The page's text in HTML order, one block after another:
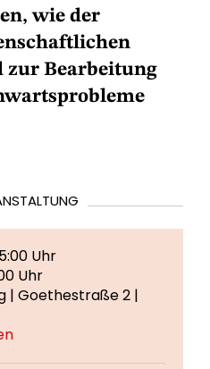
wie der
zur Bearbeitung
Uhr
Uhr
| Goethestraße 2 |